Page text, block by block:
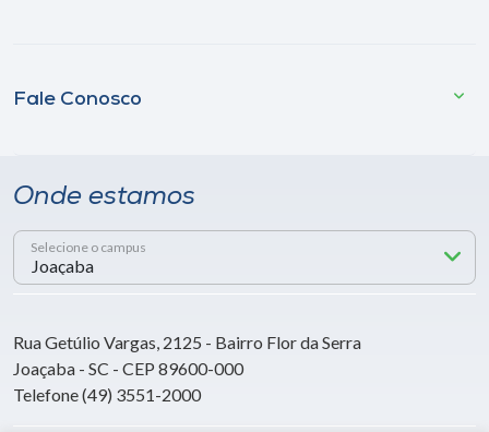
Fale Conosco
Onde estamos
Selecione o campus
Rua Getúlio Vargas, 2125 - Bairro Flor da Serra
Joaçaba - SC - CEP 89600-000
Telefone (49) 3551-2000